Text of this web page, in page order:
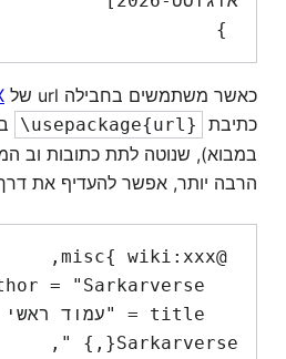
כאשר משתמשים בחבילה url של
כתיבת
\usepackage{url}
במבוא), שנוטה לתת כתובות וב
הרבה יותר, אפשר להעדיף את